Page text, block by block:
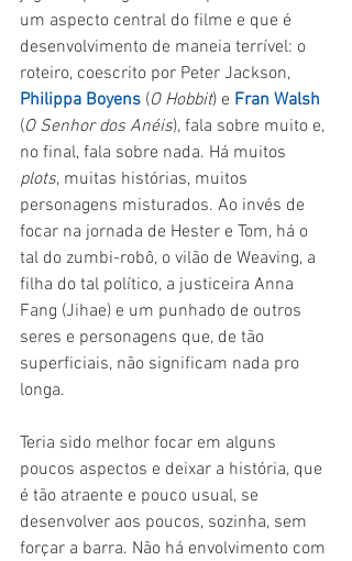
um aspecto central do filme e que é
desenvolvimento de maneia terrível: o
roteiro, coescrito por Peter Jackson,
Philippa Boyens (O Hobbit) e Fran Walsh
(O Senhor dos Anéis), fala sobre muito e,
no final, fala sobre nada. Há muitos
plots, muitas histórias, muitos
personagens misturados. Ao invés de
focar na jornada de Hester e Tom, há o
tal do zumbi-robô, o vilão de Weaving, a
filha do tal político, a justiceira Anna
Fang (Jihae) e um punhado de outros
seres e personagens que, de tão
superficiais, não significam nada pro
longa.
Teria sido melhor focar em alguns
poucos aspectos e deixar a história, que
é tão atraente e pouco usual, se
desenvolver aos poucos, sozinha, sem
forçar a barra. Não há envolvimento com